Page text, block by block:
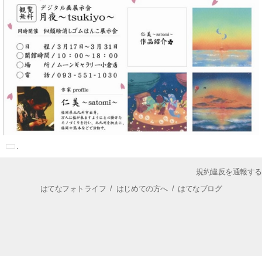
規約違反を通報する
はてなフォトライフ / はじめての方へ/ はてなブログ